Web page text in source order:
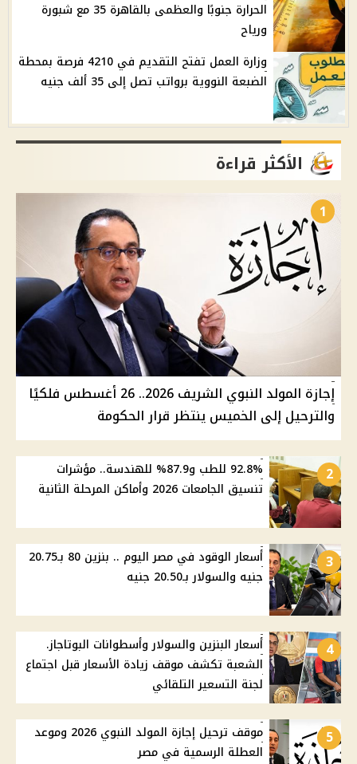
الحرارة جنوبًا والعظمى بالقاهرة 35 مع شبورة
ورياح
وزارة العمل تفتح التقديم في 4210 فرصة بمحطة
الضبعة النووية برواتب تصل إلى 35 ألف جنيه
الأكثر قراءة
1
إجازة المولد النبوي الشريف 2026.. 26 أغسطس فلكيًا
والترحيل إلى الخميس ينتظر قرار الحكومة
2
92.8% للطب و87.9% للهندسة.. مؤشرات
تنسيق الجامعات 2026 وأماكن المرحلة الثانية
3
أسعار الوقود في مصر اليوم .. بنزين 80 بـ20.75
جنيه والسولار بـ20.50 جنيه
4
أسعار البنزين والسولار وأسطوانات البوتاجاز.
الشعبة تكشف موقف زيادة الأسعار قبل اجتماع
لجنة التسعير التلقائي
5
موقف ترحيل إجازة المولد النبوي 2026 وموعد
العطلة الرسمية في مصر